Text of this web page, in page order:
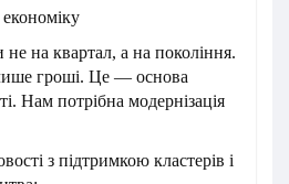
на квартал, а на покоління.
гроші. Це — основа
Нам потрібна модернізація
з підтримкою кластерів і